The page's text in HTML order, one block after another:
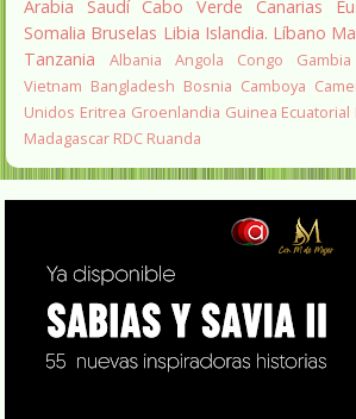
Arabia Saudí Cabo Verde Canarias
Somalia Bruselas Libia Islandia. Líbano
Tanzania
Albania Angola Congo Gambia
Vietnam Bangladesh Bosnia Camboya
Unidos Eritrea Groenlandia Guinea Ecuatorial
Madagascar RDC Ruanda